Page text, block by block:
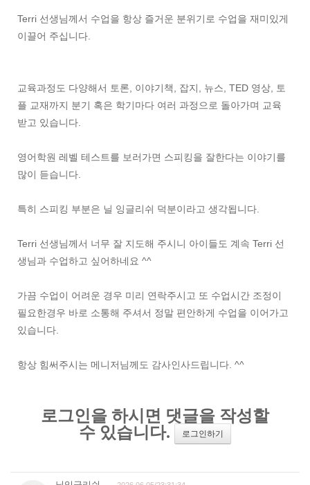
Terri 선생님께서 수업을 항상 즐거운 분위기로 수업을 재미있게
이끌어 주십니다.
교육과정도 다양해서 토론, 이야기책, 잡지, 뉴스, TED 영상, 토
플 교재까지 분기 혹은 학기마다 여러 과정으로 돌아가며 교육
받고 있습니다.
영어학원 레벨 테스트를 보러가면 스피킹을 잘한다는 이야기를
많이 듣습니다.
특히 스피킹 부분은 닐 잉글리쉬 덕분이라고 생각됩니다.
Terri 선생님께서 너무 잘 지도해 주시니 아이들도 계속 Terri 선
생님과 수업하고 싶어하네요 ^^
가끔 수업이 어려운 경우 미리 연락주시고 또 수업시간 조정이
필요한경우 바로 소통해 주셔서 정말 편안하게 수업을 이어가고
있습니다.
항상 힘써주시는 메니저님께도 감사인사드립니다. ^^